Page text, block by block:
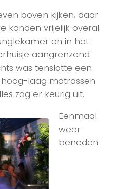
boven kijken, daar
konden vrijelijk overal
en in het
aangrenzend
was tenslotte een
laag matrassen
zag er keurig uit.
Eenmaal
weer
beneden